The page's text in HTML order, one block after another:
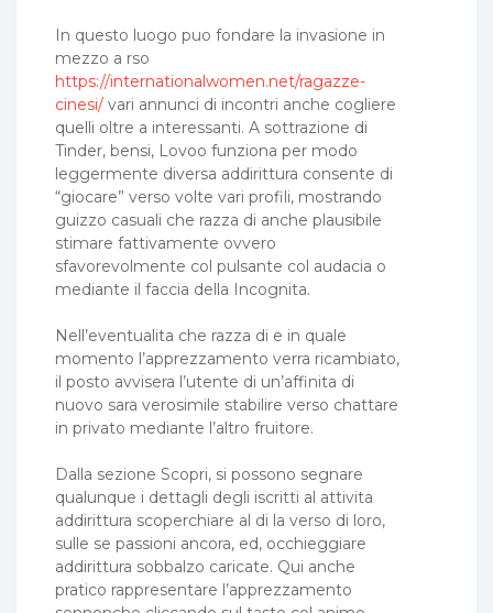
In questo luogo puo fondare la invasione in
mezzo a rso
https://internationalwomen.net/ragazze-
cinesi/ vari annunci di incontri anche cogliere
quelli oltre a interessanti. A sottrazione di
Tinder, bensi, Lovoo funziona per modo
leggermente diversa addirittura consente di
“giocare” verso volte vari profili, mostrando
guizzo casuali che razza di anche plausibile
stimare fattivamente ovvero
sfavorevolmente col pulsante col audacia o
mediante il faccia della Incognita.
Nell’eventualita che razza di e in quale
momento l’apprezzamento verra ricambiato,
il posto avvisera l’utente di un’affinita di
nuovo sara verosimile stabilire verso chattare
in privato mediante l’altro fruitore.
Dalla sezione Scopri, si possono segnare
qualunque i dettagli degli iscritti al attivita
addirittura scoperchiare al di la verso di loro,
sulle se passioni ancora, ed, occhieggiare
addirittura sobbalzo caricate. Qui anche
pratico rappresentare l’apprezzamento